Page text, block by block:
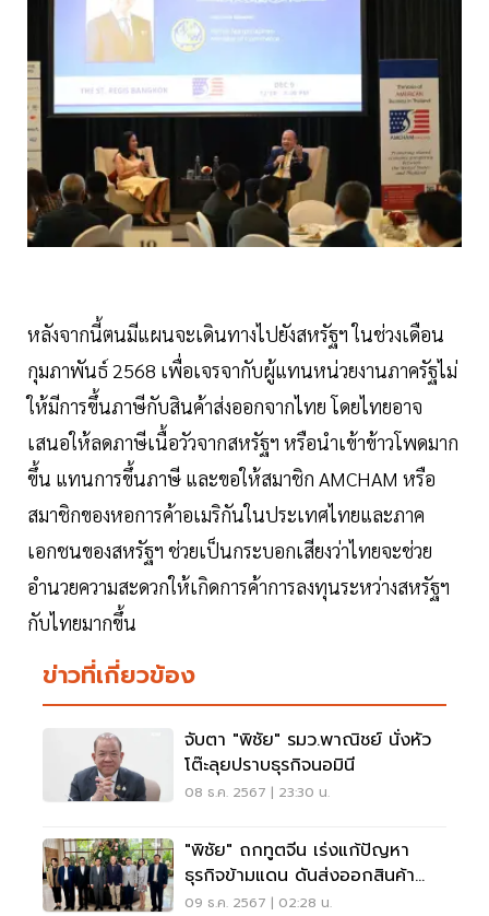
หลังจากนี้ตนมีแผนจะเดินทางไปยังสหรัฐฯ ในช่วงเดือน
กุมภาพันธ์ 2568 เพื่อเจรจากับผู้แทนหน่วยงานภาครัฐไม่
ให้มีการขึ้นภาษีกับสินค้าส่งออกจากไทย โดยไทยอาจ
เสนอให้ลดภาษีเนื้อวัวจากสหรัฐฯ หรือนำเข้าข้าวโพดมาก
ขึ้น แทนการขึ้นภาษี และขอให้สมาชิก AMCHAM หรือ
สมาชิกของหอการค้าอเมริกันในประเทศไทยและภาค
เอกชนของสหรัฐฯ ช่วยเป็นกระบอกเสียงว่าไทยจะช่วย
อำนวยความสะดวกให้เกิดการค้าการลงทุนระหว่างสหรัฐฯ
กับไทยมากขึ้น
ข่าวที่เกี่ยวข้อง
จับตา "พิชัย" รมว.พาณิชย์ นั่งหัว
โต๊ะลุยปราบธุรกิจนอมินี
08 ธ.ค. 2567 | 23:30 น.
"พิชัย" ถกทูตจีน เร่งแก้ปัญหา
ธุรกิจข้ามแดน ดันส่งออกสินค้า
เกษตร
09 ธ.ค. 2567 | 02:28 น.